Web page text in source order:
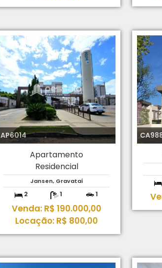
AP6014
Apartamento
Residencial
Jansen, Gravataí
2 1 1
Venda: R$ 190.000,00
Locação: R$ 800,00